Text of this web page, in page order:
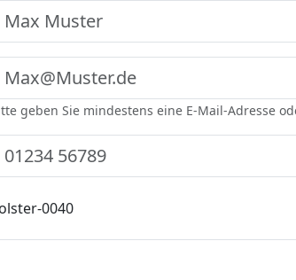
geben Sie mindestens eine E-Mail-Adresse
0040